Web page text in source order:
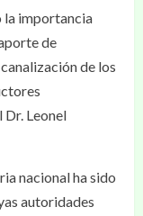
la importancia
de
de los
Leonel
nacional ha sido
autoridades